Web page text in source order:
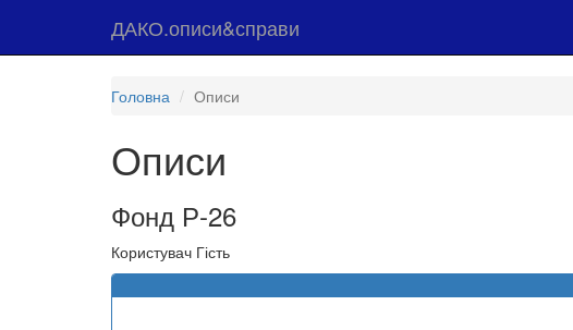
ДАКО.описи&справи
Головна Описи
Описи
Фонд Р-26
Користувач Гість